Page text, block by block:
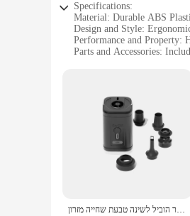
Specifications:
Material: Durable ABS
Design and Style:
Performance and Property:
Parts and Accessories:
Typical Adaptive Scenario:
Features:
**Optimized for Outdoor
The Cordless Air Pump is
withstand the rigors of
balls, or pool toys, or
**Versatile and Efficient**
This air pump is not just
swiftly and accurately. The
enabling you to inflate
מיני מדחס אוויר אלחוטי מיני מדחס אוויר נייד משאבת אוויר חשמלית ניידת/דפלציה מהירה עם אור הוביל לשינה טבעת שחייה מזרון